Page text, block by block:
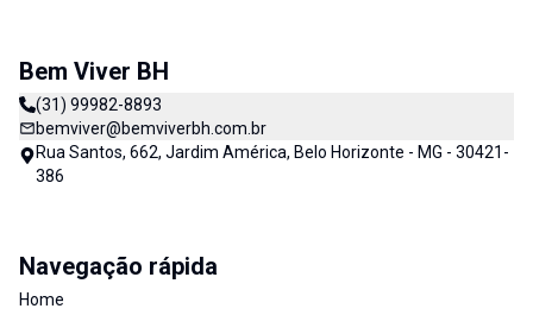
Bem Viver BH
(31) 99982-8893
bemviver@bemviverbh.com.br
Rua Santos, 662, Jardim América, Belo Horizonte - MG - 30421-
386
Navegação rápida
Home